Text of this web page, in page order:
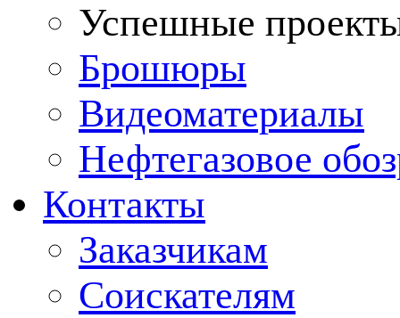
Успешные
Брошюры
Видеоматериалы
Нефтегазовое
Контакты
Заказчикам
Соискателям